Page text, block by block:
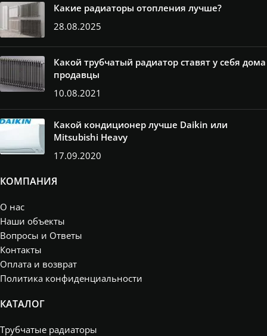
Какие радиаторы отопления лучше?
28.08.2025
Какой трубчатый радиатор ставят у себя дома
продавцы
10.08.2021
Какой кондиционер лучше Daikin или
Mitsubishi Heavy
17.09.2020
КОМПАНИЯ
О нас
Наши объекты
Вопросы и Ответы
Контакты
Оплата и возврат
Политика конфиденциальности
КАТАЛОГ
Трубчатые радиаторы